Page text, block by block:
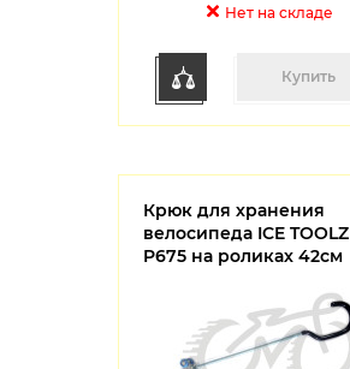
Нет на cкладе
Купить
Крюк для хранения
велосипеда ICE TOOLZ
P675 на роликах 42см